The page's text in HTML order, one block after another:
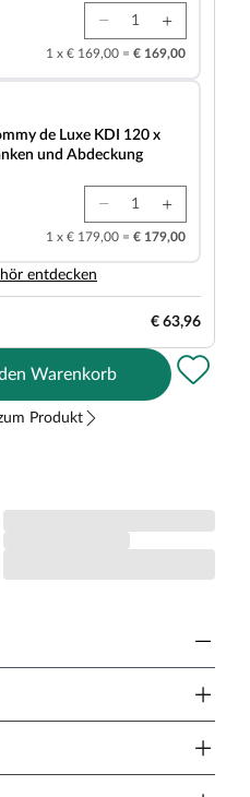
1 x € 169,00 = € 169,00
x 120 mit Sitzbänken und Abdeckung
de Luxe KDI 120 x
und Abdeckung
1 x € 179,00 = € 179,00
entdecken
€ 63,96
Warenkorb
Produkt
2 Sitzen, kdi
Bauweise